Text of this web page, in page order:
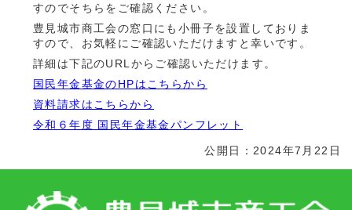
すのでそちらをご確認ください。
豊見城市商工会の窓口にも小冊子を設置しておりま
すので、お気軽にご確認いただけますと幸いです。
詳細は下記のURLからご確認いただけます。
国民年金基金のHPはこちらから
資料請求はこちらから
令和６年度 国民年金基金パンフレット
公開日：2024年7月22日